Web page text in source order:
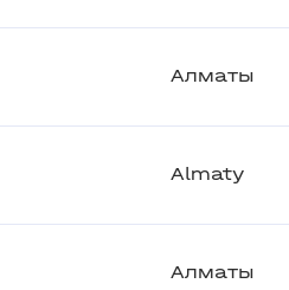
Алматы
Almaty
Алматы